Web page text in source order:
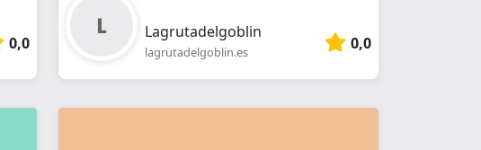
0,0
Lagrutadelgoblin
lagrutadelgoblin.es 0,0